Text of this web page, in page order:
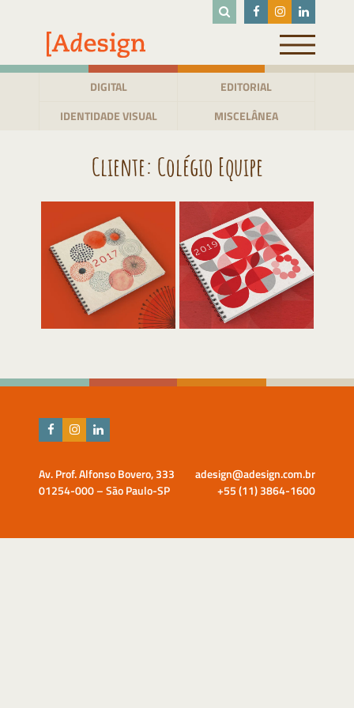
conteúdo
DIGITAL
EDITORIAL
IDENTIDADE VISUAL
MISCELÂNEA
Cliente: Colégio Equipe
Av. Prof. Alfonso Bovero, 333
01254-000 – São Paulo-SP
adesign@adesign.com.br
+55 (11) 3864-1600